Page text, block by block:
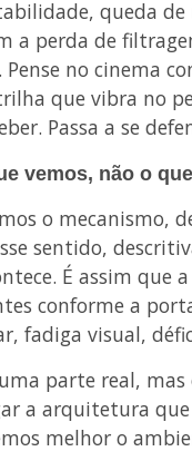
queda
a perda de
Pense no cinema
que vibra no
Passa a se
vemos, não o
o mecanismo,
sentido,
É assim que
conforme a
fadiga visual,
parte real,
a arquitetura
melhor o